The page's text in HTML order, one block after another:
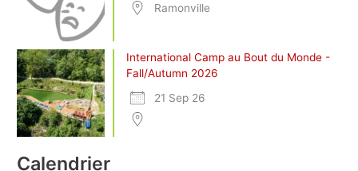
Ramonville
International Camp au Bout du Monde -
Fall/Autumn 2026
21 Sep 26
Calendrier